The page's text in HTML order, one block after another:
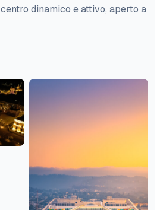
dinamico e attivo, aperto a